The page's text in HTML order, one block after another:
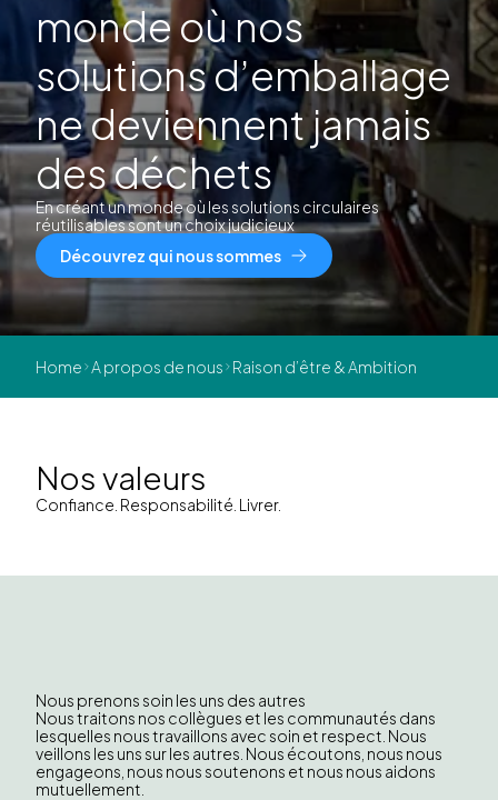
monde où nos
solutions d’emballage
ne deviennent jamais
des déchets
En créant un monde où les solutions circulaires
réutilisables sont un choix judicieux
Découvrez qui nous sommes
Home A propos de nous Raison d’être & Ambition
Nos valeurs
Confiance. Responsabilité. Livrer.
Nous prenons soin les uns des autres
Nous traitons nos collègues et les communautés dans
lesquelles nous travaillons avec soin et respect. Nous
veillons les uns sur les autres. Nous écoutons, nous nous
engageons, nous nous soutenons et nous nous aidons
mutuellement.